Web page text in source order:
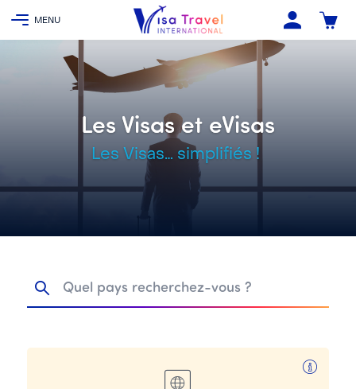
Les Visas et eVisas
Les Visas… simplifiés !
Quel pays recherchez-vous ?